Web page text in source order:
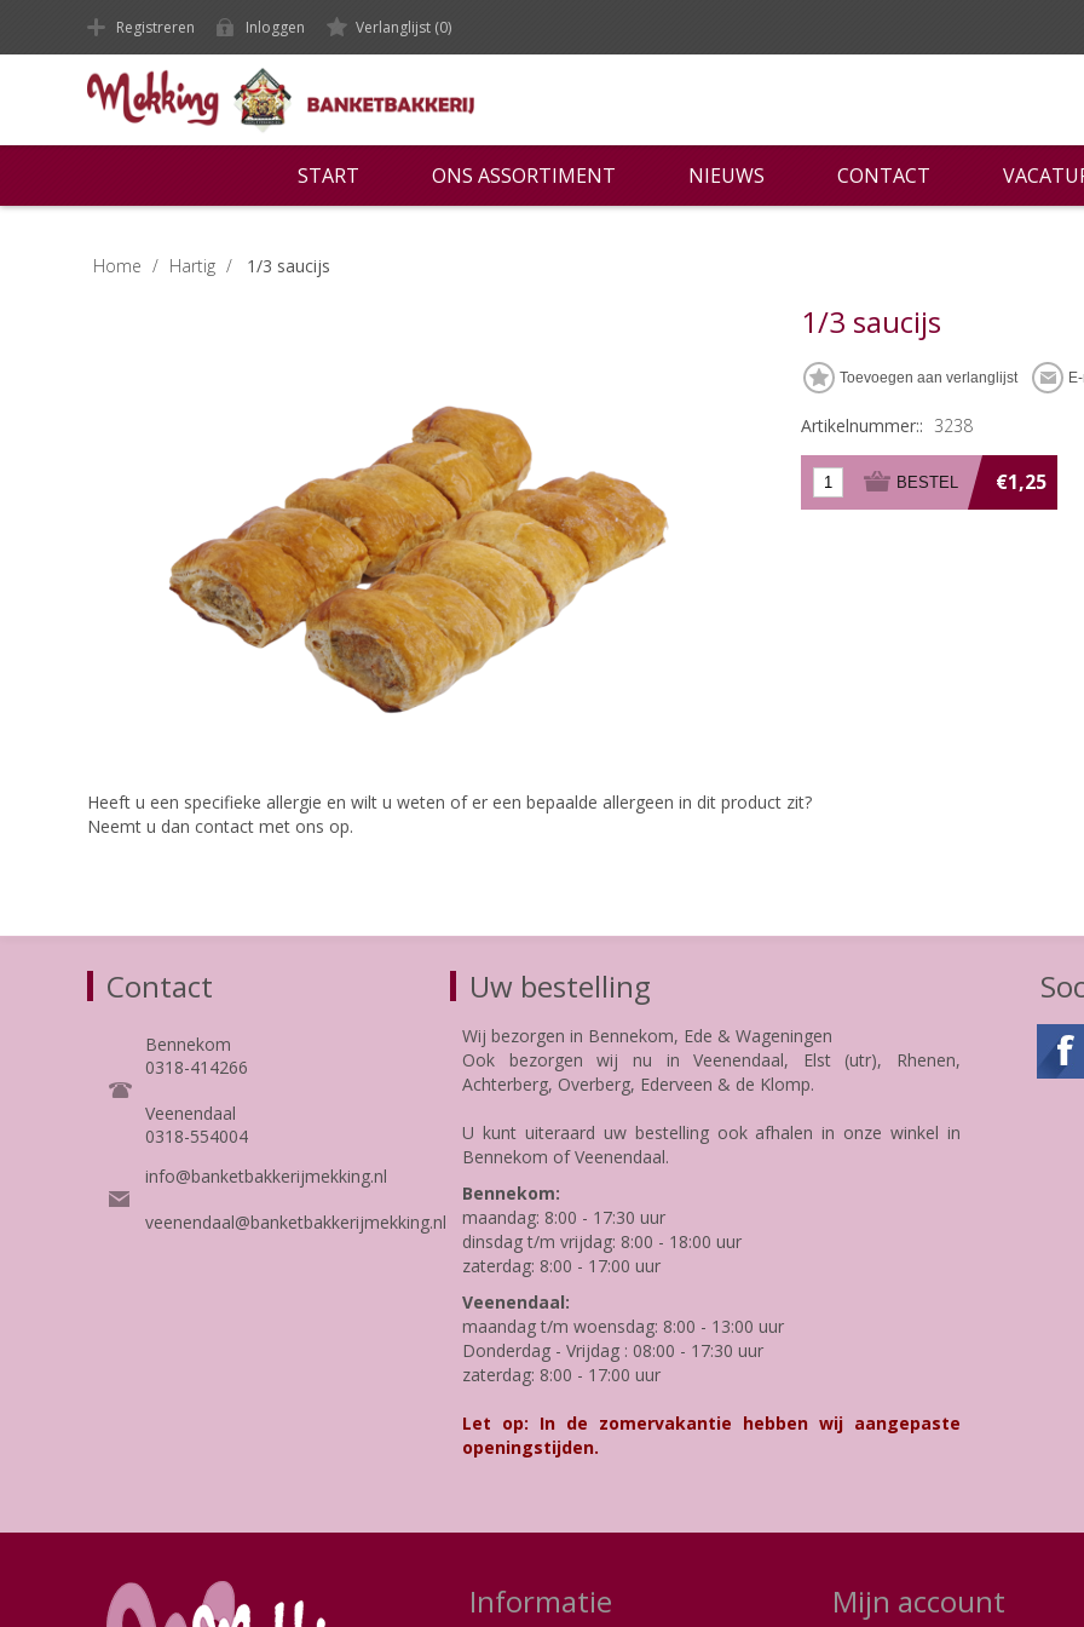
Registreren Inloggen Verlanglijst (0)
START ONS ASSORTIMENT NIEUWS CONTACT
Home / Hartig / 1/3 saucijs
1/3 saucijs
Artikelnummer:: 3238
€1,25
Heeft u een specifieke allergie en wilt u weten of er een bepaalde allergeen in dit product zit?
Neemt u dan contact met ons op.
Contact
Bennekom
0318-414266
Veenendaal
0318-554004
info@banketbakkerijmekking.nl
veenendaal@banketbakkerijmekking.nl
Uw bestelling
Wij bezorgen in Bennekom, Ede & Wageningen
Ook bezorgen wij nu in Veenendaal, Elst (utr), Rhenen,
Achterberg, Overberg, Ederveen & de Klomp.
U kunt uiteraard uw bestelling ook afhalen in onze winkel in
Bennekom of Veenendaal.
Bennekom:
maandag: 8:00 - 17:30 uur
dinsdag t/m vrijdag: 8:00 - 18:00 uur
zaterdag: 8:00 - 17:00 uur
Veenendaal:
maandag t/m woensdag: 8:00 - 13:00 uur
Donderdag - Vrijdag : 08:00 - 17:30 uur
zaterdag: 8:00 - 17:00 uur
Let op: In de zomervakantie hebben wij aangepaste
openingstijden.
Informatie Mijn account